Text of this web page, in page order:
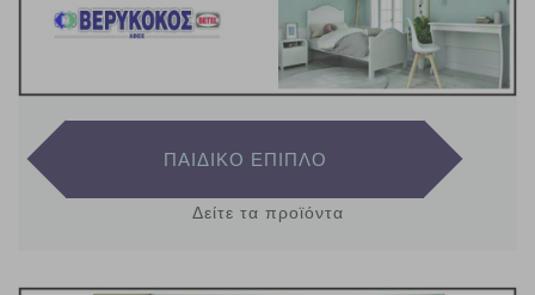
ΠΑΙΔΙΚΟ ΕΠΙΠΛΟ
Δείτε τα προϊόντα